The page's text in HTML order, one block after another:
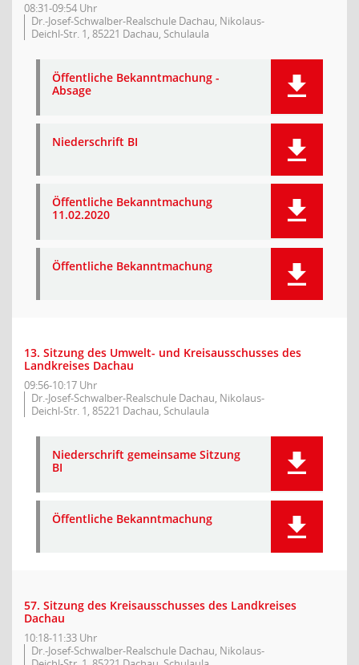
08:31-09:54 Uhr
Dr.-Josef-Schwalber-Realschule Dachau, Nikolaus-
Deichl-Str. 1, 85221 Dachau, Schulaula
Öffentliche Bekanntmachung -
Absage
Niederschrift BI
Öffentliche Bekanntmachung
11.02.2020
Öffentliche Bekanntmachung
13. Sitzung des Umwelt- und Kreisausschusses des
Landkreises Dachau
09:56-10:17 Uhr
Dr.-Josef-Schwalber-Realschule Dachau, Nikolaus-
Deichl-Str. 1, 85221 Dachau, Schulaula
Niederschrift gemeinsame Sitzung
BI
Öffentliche Bekanntmachung
57. Sitzung des Kreisausschusses des Landkreises
Dachau
10:18-11:33 Uhr
Dr.-Josef-Schwalber-Realschule Dachau, Nikolaus-